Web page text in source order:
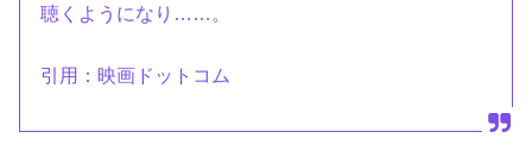
聴くようになり……。
引用：映画ドットコム